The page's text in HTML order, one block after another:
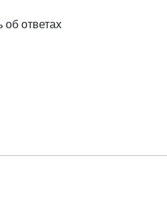
об ответах